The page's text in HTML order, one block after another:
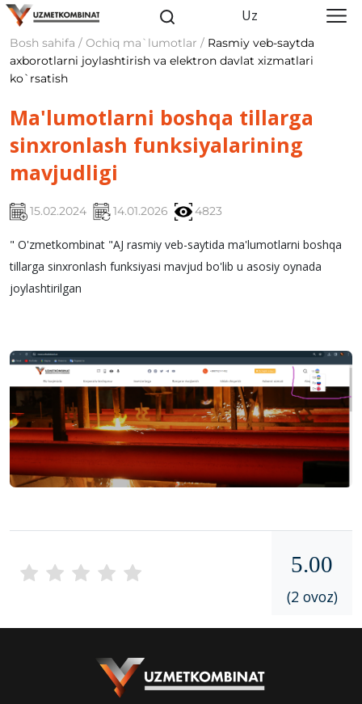
Uz
Bosh sahifa / Ochiq ma`lumotlar / Rasmiy veb-saytda
axborotlarni joylashtirish va elektron davlat xizmatlari
ko`rsatish
Ma'lumotlarni boshqa tillarga
sinxronlash funksiyalarining
mavjudligi
15.02.2024 14.01.2026 4823
" O'zmetkombinat "AJ rasmiy veb-saytida ma'lumotlarni boshqa
tillarga sinxronlash funksiyasi mavjud bo'lib u asosiy oynada
joylashtirilgan
5.00
(2 ovoz)